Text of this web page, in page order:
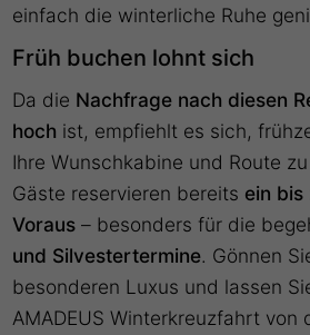
einfach die winterliche Ruhe
Früh buchen lohnt sich
Da die Nachfrage nach diesen
hoch ist, empfiehlt es sich,
Ihre Wunschkabine und Route
Gäste reservieren bereits ein bis
Voraus – besonders für die
und Silvestertermine. Gönnen
besonderen Luxus und lassen
AMADEUS Winterkreuzfahrt von